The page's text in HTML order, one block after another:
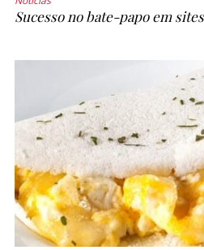
Sucesso no bate-papo em